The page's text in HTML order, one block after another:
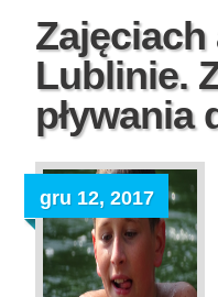
Zajęciach
Lublinie.
pływania
gru 12, 2017